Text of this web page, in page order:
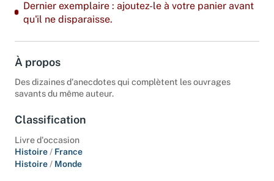
Dernier exemplaire : ajoutez-le à votre panier avant
qu'il ne disparaisse.
À propos
Des dizaines d'anecdotes qui complètent les ouvrages
savants du même auteur.
Classification
Livre d'occasion
Histoire / France
Histoire / Monde